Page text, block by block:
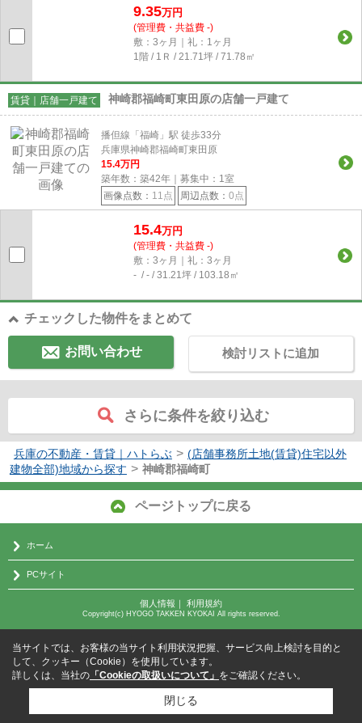
9.35万円
(管理費・共益費 -)
敷：3ヶ月｜礼：1ヶ月
1階 / 1Ｒ / 21.71坪 / 71.78㎡
賃貸｜店舗一戸建て 神崎郡福崎町東田原の店舗一戸建て
播但線「福崎」駅 徒歩33分
兵庫県神崎郡福崎町東田原
15.4万円
築年数：築42年｜募集中： 1室
画像点数： 11点 周辺点数： 0点
15.4万円
(管理費・共益費 -)
敷：3ヶ月｜礼：3ヶ月
- / - / 31.21坪 / 103.18㎡
チェックした物件をまとめて
お問い合わせ 検討リストに追加
さらに条件を絞り込む
兵庫の不動産・賃貸｜ハトらぶ > (店舗事務所土地(賃貸)住宅以外
建物全部)地域から探す > 神崎郡福崎町
ページトップに戻る
ホーム
PCサイト
個人情報 ｜ 利用規約
Copyright(c) HYOGO TAKKEN KYOKAI All rights reserved.
当サイトでは、お客様の当サイト利用状況把握、サービス向上検討を目的と
して、クッキー（Cookie）を使用しています。
詳しくは、当社の 「Cookieの取扱いについて」 をご確認ください。
閉じる